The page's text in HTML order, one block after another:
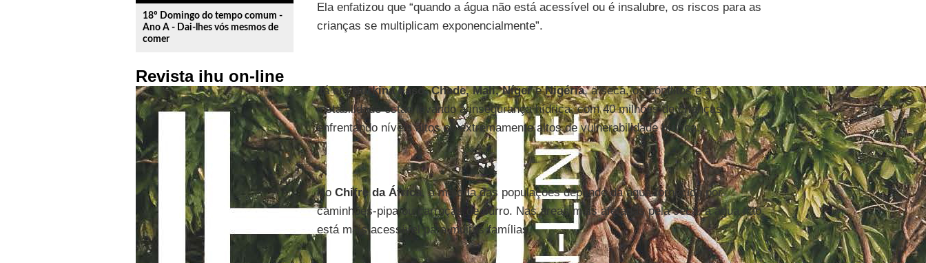
18º Domingo do tempo comum -
Ano A - Dai-lhes vós mesmos de
comer
Revista ihu on-line
Ela enfatizou que “quando a água não está acessível ou é insalubre, os riscos para as
crianças se multiplicam exponencialmente”.
Já emBurkina Faso, Chade, Mali, NígereNigéria, a seca, os conflitos e a
instabilidade estão levando à insegurança hídrica, com 40 milhões de crianças
enfrentando níveis altos ou extremamente altos de vulnerabilidade hídrica.
No Chifre da África, a maioria das populações depende da água fornecida por
caminhões-pipa ou carroças de burro. Nas áreas mais afetadas pela seca, a água não
está mais acessível para muitas famílias.